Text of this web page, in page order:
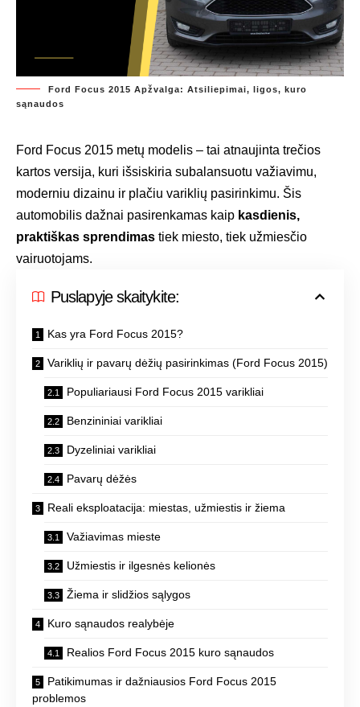
Ford Focus 2015 Apžvalga: Atsiliepimai, ligos, kuro
sąnaudos
Ford Focus 2015 metų modelis – tai atnaujinta trečios
kartos versija, kuri išsiskiria subalansuotu važiavimu,
moderniu dizainu ir plačiu variklių pasirinkimu. Šis
automobilis dažnai pasirenkamas kaip kasdienis,
praktiškas sprendimas tiek miesto, tiek užmiesčio
vairuotojams.
Puslapyje skaitykite:
Kas yra Ford Focus 2015?
Variklių ir pavarų dėžių pasirinkimas (Ford Focus 2015)
Populiariausi Ford Focus 2015 varikliai
Benzininiai varikliai
Dyzeliniai varikliai
Pavarų dėžės
Reali eksploatacija: miestas, užmiestis ir žiema
Važiavimas mieste
Užmiestis ir ilgesnės kelionės
Žiema ir slidžios sąlygos
Kuro sąnaudos realybėje
Realios Ford Focus 2015 kuro sąnaudos
Patikimumas ir dažniausios Ford Focus 2015
problemos